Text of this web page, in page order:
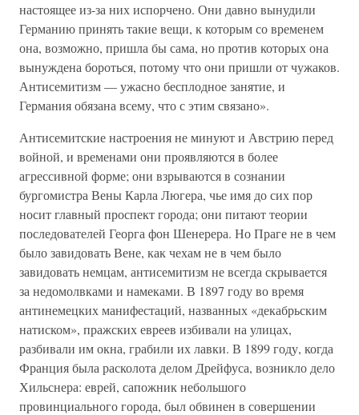
настоящее из-за них испорчено. Они давно вынудили
Германию принять такие вещи, к которым со временем
она, возможно, пришла бы сама, но против которых она
вынуждена бороться, потому что они пришли от чужаков.
Антисемитизм — ужасно бесплодное занятие, и
Германия обязана всему, что с этим связано».
Антисемитские настроения не минуют и Австрию перед
войной, и временами они проявляются в более
агрессивной форме; они взрываются в сознании
бургомистра Вены Карла Люгера, чье имя до сих пор
носит главный проспект города; они питают теории
последователей Георга фон Шенерера. Но Праге не в чем
было завидовать Вене, как чехам не в чем было
завидовать немцам, антисемитизм не всегда скрывается
за недомолвками и намеками. В 1897 году во время
антинемецких манифестаций, названных «декабрьским
натиском», пражских евреев избивали на улицах,
разбивали им окна, грабили их лавки. В 1899 году, когда
Франция была расколота делом Дрейфуса, возникло дело
Хильснера: еврей, сапожник небольшого
провинциального города, был обвинен в совершении